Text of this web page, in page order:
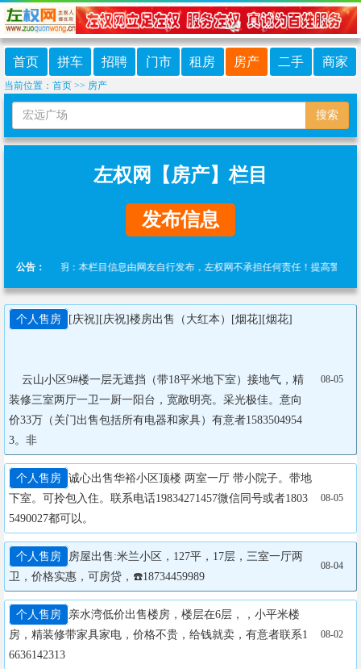
首页 拼车 招聘 门市 租房 房产 二手 商家
当前位置： 首页 >> 房产
搜索
左权网【房产】栏目
发布信息
公告：
免责声明：本栏目信息由网友自行发布，左权网不承担任何责任！提高警惕，谨
个人售房 [庆祝][庆祝]楼房出售（大红本）[烟花][烟花]
装修三室两厅一卫一厨一阳台，宽敞明亮。采光极佳。意向
价33万（关门出售包括所有电器和家具）有意者1583504954
3。非
08-05
个人售房 诚心出售华裕小区顶楼 两室一厅 带小院子。带地
下室。可拎包入住。联系电话19834271457微信同号或者1803
5490027都可以。
08-05
个人售房
​房屋出售:米兰小区，127平，17层，三室一厅两
卫，价格实惠，可房贷，☎️18734459989
08-04
个人售房
亲水湾低价出售楼房，楼层在6层，，小平米楼
房，精装修带家具家电，价格不贵，给钱就卖，有意者联系1
6636142313
08-02